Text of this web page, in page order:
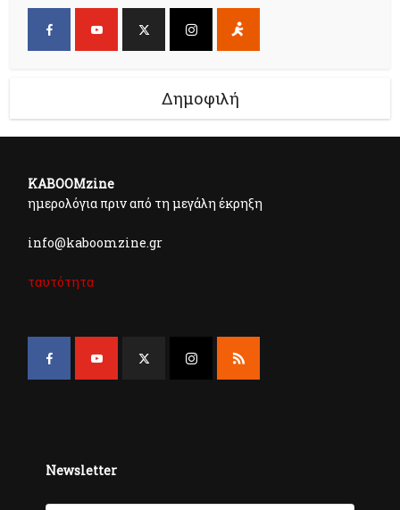
Δημοφιλή
KABOOMzine
ημερολόγια πριν από τη μεγάλη έκρηξη
info@kaboomzine.gr
ταυτότητα
Newsletter